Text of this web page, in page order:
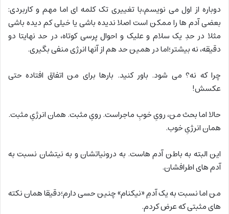
دوباره از اول می نویسم،با تغییری تک کلمه ای اما مهم و کاربردی:
بعضی آدم ها را ممکن است اصلا ندیده باشی یا خیلی کم دیده باشی
مثلا در حدِ یک سلام و علیک و احوال پرسی کوتاه، در حد نهایتا دو
دقیقه، نه بیشتر؛اما در همین حد هم از آنها انرژی منفی بگیری.
چرا که نه؟ می شود. باور کنید. بارها برای من اتفاق افتاده حتی
عکسش!
حالا اما بحث من، رویِ خوبِ ماجراست. رویِ مثبت. همان انرژیِ مثبت.
همان انرژیِ خوب.
این البته به باطن آدم هاست. به درونیاتشان و به نیتشان نسبت به
آدم های اطرافشان.
من اما نسبت به یک آدمِ «نیکنام» چنین حسی دارم؛دقیقا همان نکته
های مثبتی که عرض کردم.